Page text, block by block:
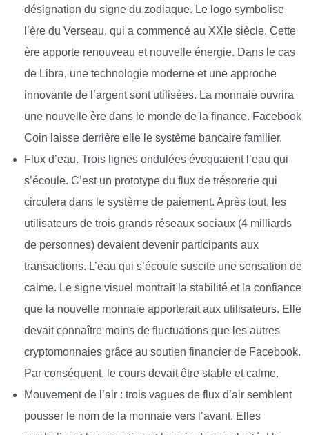
désignation du signe du zodiaque. Le logo symbolise
l’ère du Verseau, qui a commencé au XXIe siècle. Cette
ère apporte renouveau et nouvelle énergie. Dans le cas
de Libra, une technologie moderne et une approche
innovante de l’argent sont utilisées. La monnaie ouvrira
une nouvelle ère dans le monde de la finance. Facebook
Coin laisse derrière elle le système bancaire familier.
Flux d’eau. Trois lignes ondulées évoquaient l’eau qui
s’écoule. C’est un prototype du flux de trésorerie qui
circulera dans le système de paiement. Après tout, les
utilisateurs de trois grands réseaux sociaux (4 milliards
de personnes) devaient devenir participants aux
transactions. L’eau qui s’écoule suscite une sensation de
calme. Le signe visuel montrait la stabilité et la confiance
que la nouvelle monnaie apporterait aux utilisateurs. Elle
devait connaître moins de fluctuations que les autres
cryptomonnaies grâce au soutien financier de Facebook.
Par conséquent, le cours devait être stable et calme.
Mouvement de l’air : trois vagues de flux d’air semblent
pousser le nom de la monnaie vers l’avant. Elles